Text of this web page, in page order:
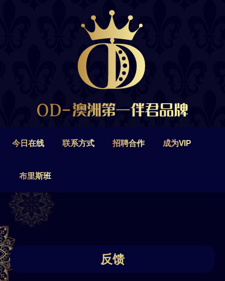
今日在线 联系方式 招聘合作 成为VIP
布里斯班
反馈
联系方式 招聘合作
布里斯班